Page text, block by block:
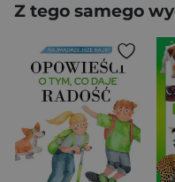
Z tego samego